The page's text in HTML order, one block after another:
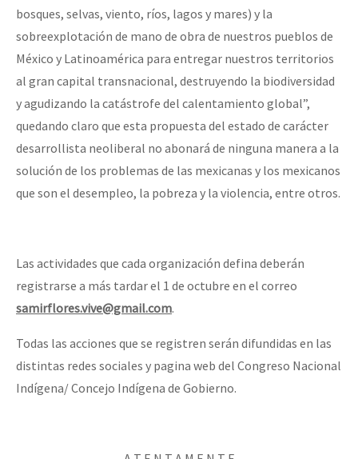
bosques, selvas, viento, ríos, lagos y mares) y la
sobreexplotación de mano de obra de nuestros pueblos de
México y Latinoamérica para entregar nuestros territorios
al gran capital transnacional, destruyendo la biodiversidad
y agudizando la catástrofe del calentamiento global”,
quedando claro que esta propuesta del estado de carácter
desarrollista neoliberal no abonará de ninguna manera a la
solución de los problemas de las mexicanas y los mexicanos
que son el desempleo, la pobreza y la violencia, entre otros.
Las actividades que cada organización defina deberán
registrarse a más tardar el 1 de octubre en el correo
samirflores.vive@gmail.com.
Todas las acciones que se registren serán difundidas en las
distintas redes sociales y pagina web del Congreso Nacional
Indígena/ Concejo Indígena de Gobierno.